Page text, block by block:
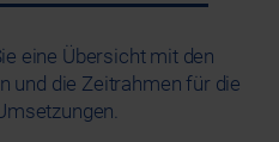
eine Übersicht mit den
und die Zeitrahmen für die